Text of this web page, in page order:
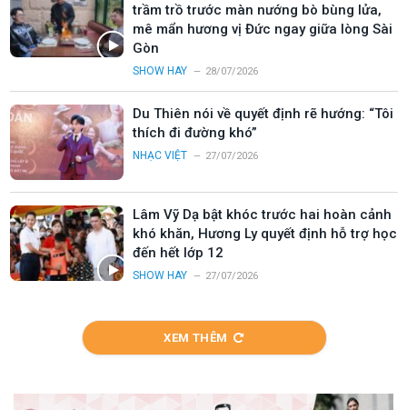
trầm trồ trước màn nướng bò bùng lửa,
mê mẩn hương vị Đức ngay giữa lòng Sài
Gòn
SHOW HAY 28/07/2026
Du Thiên nói về quyết định rẽ hướng: “Tôi
thích đi đường khó”
NHẠC VIỆT 27/07/2026
Lâm Vỹ Dạ bật khóc trước hai hoàn cảnh
khó khăn, Hương Ly quyết định hỗ trợ học
đến hết lớp 12
SHOW HAY 27/07/2026
XEM THÊM